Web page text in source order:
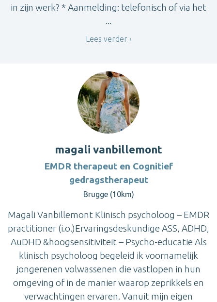
in zijn werk? * Aanmelding: telefonisch of via het
...
Lees verder
magali vanbillemont
EMDR therapeut en Cognitief
gedragstherapeut
Brugge (10km)
Magali Vanbillemont Klinisch psycholoog – EMDR
practitioner (i.o.)Ervaringsdeskundige ASS, ADHD,
AuDHD &hoogsensitiviteit – Psycho-educatie Als
klinisch psycholoog begeleid ik voornamelijk
jongerenen volwassenen die vastlopen in hun
omgeving of in de manier waarop zeprikkels en
verwachtingen ervaren. Vanuit mijn eigen